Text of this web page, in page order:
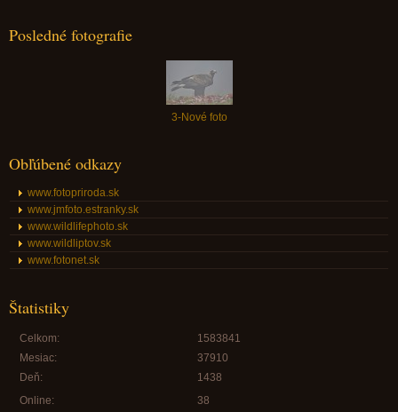
Posledné fotografie
3-Nové foto
Obľúbené odkazy
www.fotopriroda.sk
www.jmfoto.estranky.sk
www.wildlifephoto.sk
www.wildliptov.sk
www.fotonet.sk
Štatistiky
Online: 38
Celkom:
1583841
Mesiac:
37910
Deň:
1438